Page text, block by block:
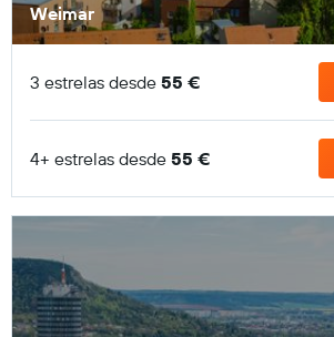
Weimar
3 estrelas desde 55 €
4+ estrelas desde 55 €